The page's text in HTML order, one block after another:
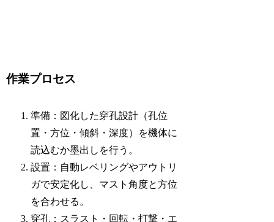
作業プロセス
準備：図化した穿孔設計（孔位
置・方位・傾斜・深度）を機体に
読込むか墨出しを行う。
設置：自動レベリングやアウトリ
ガで安定化し、マスト角度と方位
を合わせる。
穿孔：スラスト・回転・打撃・エ